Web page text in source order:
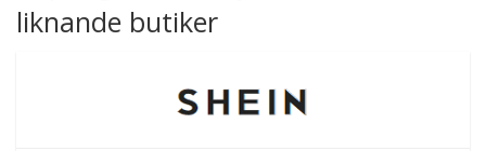
liknande butiker